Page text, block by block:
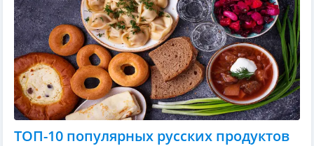
ТОП-10 популярных русских продуктов